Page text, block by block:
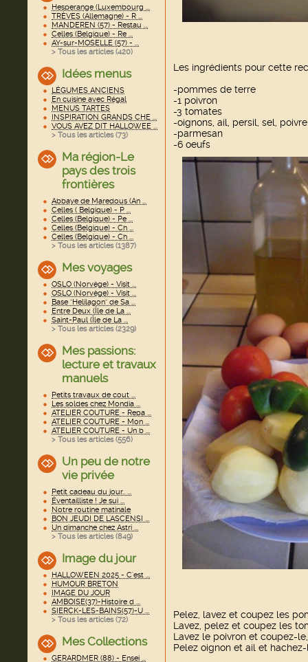
Hesperange (Luxembourg ...
TRÈVES (Allemagne) - R ...
MANDEREN (57) - Restau ...
Celles (Belgique) - Re ...
AY-sur-MOSELLE (57) - ...
> Tous les articles (420)
Idées menus
LÉGUMES ANCIENS
En cuisine avec Régal
MENUS TARTES
INSPIRATION GRANDS CHE ...
VOUS AVEZ DIT HALLOWEE ...
> Tous les articles (73)
Ma région-Le
pays des trois
frontières
Abbaye de Maredous (An ...
Celles ( Belgique) - P ...
Celles (Belgique) - Pe ...
Celles (Belgique) - Ch ...
Celles (Belgique) - Ch ...
> Tous les articles (1387)
Mes voyages
OSLO (Norvège) - Visit ...
OSLO (Norvège) - Visit ...
Base "Helilagon" de Sa ...
Entre Deux (Île de La ...
Saint-Paul (Île de La ...
> Tous les articles (2329)
Mes passions:
lecture et travaux
manuels
Petits travaux de cout ...
Les soldes chez Mondia ...
ATELIER COUTURE - Repa ...
ATELIER COUTURE - Mon ...
ATELIER COUTURE - Un b ...
> Tous les articles (556)
Un peu de notre
vie privée
Petit cadeau du jour.. ...
Éventailliste ! Je sui ...
Notre routine matinale
BON JEUDI DE L'ASCENSI ...
Un dimanche chez Astri ...
> Tous les articles (849)
Image du jour
HALLOWEEN 2025 - C'est ...
HUMOUR BRETON
IMAGE DU JOUR
AMBOISE(37)-Histoire d ...
SIERCK-LES-BAINS(57)-U ...
> Tous les articles (72)
Mes Collections
GERARDMER (88) - Ensei ...
Les ingrédients pour cette
-pommes de terre
-1 poivron
-3 tomates
-oignons, ail, persil, sel, poivre
-parmesan
-6 oeufs
Pelez, lavez et coupez les
Lavez, pelez et coupez les
Lavez le poivron et coupez-
Pelez oignon et ail et hachez-